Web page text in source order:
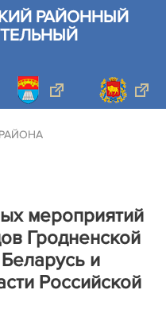
РАЙОННЫЙ
мероприятий
Гродненской
и
Российской